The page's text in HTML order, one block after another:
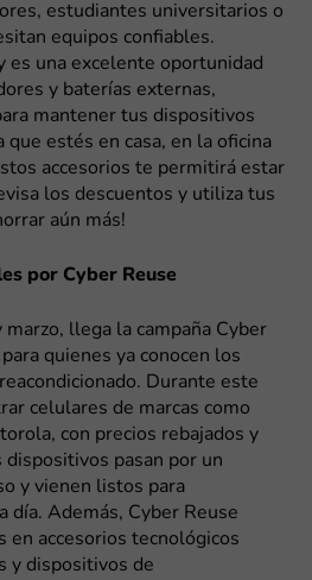
estudiantes universitarios o
equipos confiables.
es una excelente oportunidad
y baterías externas,
mantener tus dispositivos
que estés en casa, en la oficina
accesorios te permitirá estar
los descuentos y utiliza tus
aún más!
por Cyber Reuse
llega la campaña Cyber
quienes ya conocen los
Durante este
celulares de marcas como
con precios rebajados y
dispositivos pasan por un
y vienen listos para
día. Además, Cyber Reuse
en accesorios tecnológicos
y dispositivos de